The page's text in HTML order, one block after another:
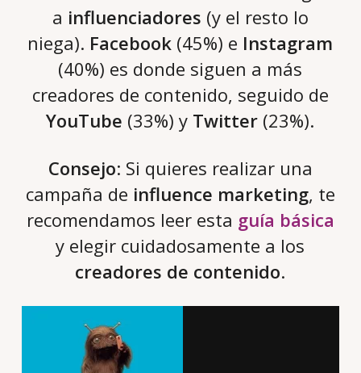
a influenciadores (y el resto lo
niega). Facebook (45%) e Instagram
(40%) es donde siguen a más
creadores de contenido, seguido de
YouTube (33%) y Twitter (23%).
Consejo: Si quieres realizar una
campaña de influence marketing, te
recomendamos leer esta guía básica
y elegir cuidadosamente a los
creadores de contenido.